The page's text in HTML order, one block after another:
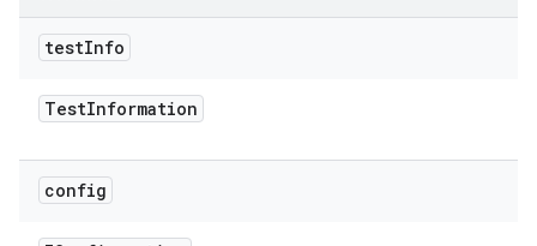
testInfo
TestInformation
config